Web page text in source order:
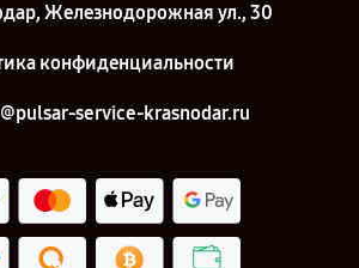
Железнодорожная ул., 30
конфиденциальности
service-krasnodar.ru